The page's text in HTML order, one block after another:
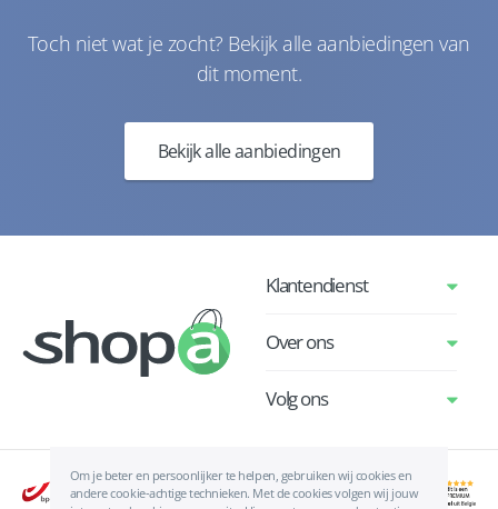
Toch niet wat je zocht? Bekijk alle aanbiedingen van
dit moment.
Bekijk alle aanbiedingen
Om je beter en persoonlijker te helpen, gebruiken wij cookies en
andere cookie-achtige technieken. Met de cookies volgen wij jouw
Klantendienst
Over ons
Volg ons